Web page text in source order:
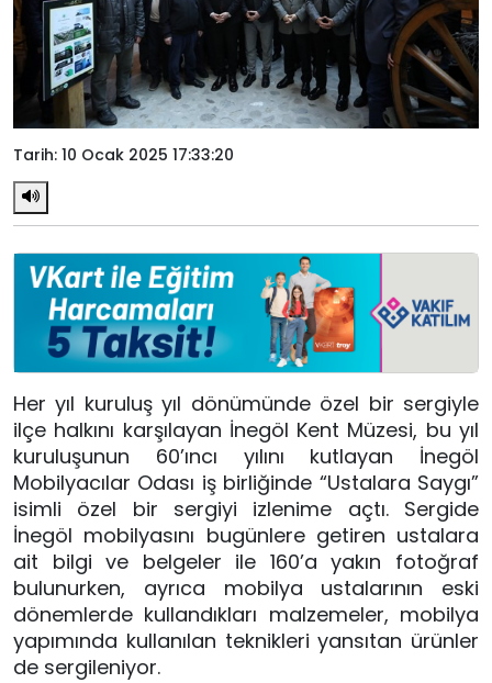
Tarih: 10 Ocak 2025 17:33:20
Her yıl kuruluş yıl dönümünde özel bir sergiyle
ilçe halkını karşılayan İnegöl Kent Müzesi, bu yıl
kuruluşunun 60’ıncı yılını kutlayan İnegöl
Mobilyacılar Odası iş birliğinde “Ustalara Saygı”
isimli özel bir sergiyi izlenime açtı. Sergide
İnegöl mobilyasını bugünlere getiren ustalara
ait bilgi ve belgeler ile 160’a yakın fotoğraf
bulunurken, ayrıca mobilya ustalarının eski
dönemlerde kullandıkları malzemeler, mobilya
yapımında kullanılan teknikleri yansıtan ürünler
de sergileniyor.